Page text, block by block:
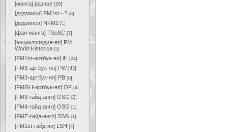
[манга] разное [20]
[додзинси] FM1st - ? [3]
[додзинси] NFM2 [1]
[фан-манга] TSoSC [7]
[энциклопедия-яп] FM
World Historica [5]
[FM1st-артбук-яп] iH [24]
[FM3-артбук-яп] PW [43]
[FM3-артбук-яп] PB [6]
[FMGH-артбук-яп] OF [4]
[FM3-гайд-англ] OSG [2]
[FM4-гайд-англ] OSG [1]
[FME-гайд-англ] SSG [1]
[FM1st-гайд-яп] LSH [4]